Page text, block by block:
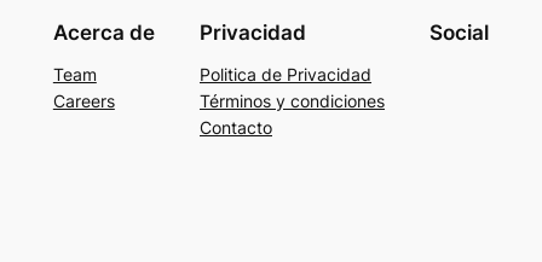
Acerca de
Team
Careers
Privacidad
Politica de Privacidad
Términos y condiciones
Contacto
Social